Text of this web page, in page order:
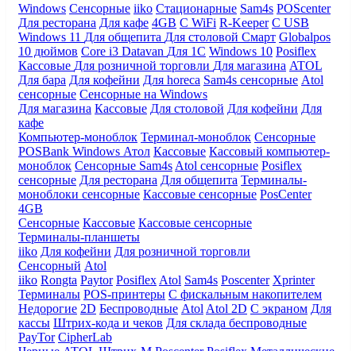
Windows Сенсорные iiko Стационарные Sam4s POScenter
Для ресторана Для кафе 4GB С WiFi R-Keeper С USB
Windows 11 Для общепита Для столовой Смарт Globalpos
10 дюймов Core i3 Datavan Для 1С Windows 10 Posiflex
Кассовые Для розничной торговли Для магазина ATOL
Для бара Для кофейни Для horeca Sam4s сенсорные Atol
сенсорные Сенсорные на Windows
Для магазина Кассовые Для столовой Для кофейни Для
кафе
Компьютер-моноблок Терминал-моноблок Сенсорные
POSBank Windows Атол Кассовые Кассовый компьютер-
моноблок Сенсорные Sam4s Atol сенсорные Posiflex
сенсорные Для ресторана Для общепита Терминалы-
моноблоки сенсорные Кассовые сенсорные PosCenter
4GB
Сенсорные Кассовые Кассовые сенсорные
Терминалы-планшеты
iiko Для кофейни Для розничной торговли
Сенсорный Atol
iiko Rongta Paytor Posiflex Atol Sam4s Poscenter Xprinter
Терминалы POS-принтеры С фискальным накопителем
Недорогие 2D Беспроводные Atol Atol 2D С экраном Для
кассы Штрих-кода и чеков Для склада беспроводные
PayTor CipherLab